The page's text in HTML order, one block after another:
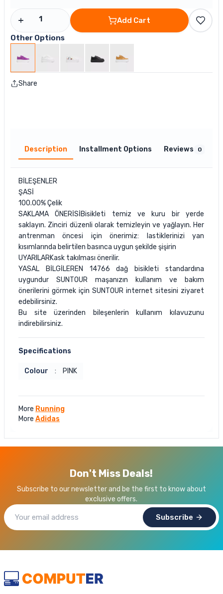
Add Cart
Other Options
Share
Description Installment Options Reviews 0
BİLEŞENLER
ŞASİ
100.00% Çelik
SAKLAMA ÖNERİSİBisikleti temiz ve kuru bir yerde
saklayın. Zinciri düzenli olarak temizleyin ve yağlayın. Her
antrenman öncesi için önerimiz: lastiklerinizi yan
kısımlarında belirtilen basınca uygun şekilde şişirin
UYARILARKask takılması önerilir.
YASAL BİLGİLEREN 14766 dağ bisikleti standardına
uygundur SUNTOUR maşanızın kullanım ve bakım
önerilerini görmek için SUNTOUR internet sitesini ziyaret
edebilirsiniz.
Bu site üzerinden bileşenlerin kullanım kılavuzunu
indirebilirsiniz.
Specifications
Colour : PINK
More Running
More Adidas
Don't Miss Deals!
Subscribe to our newsletter and be the first to know about
exclusive offers.
Subscribe